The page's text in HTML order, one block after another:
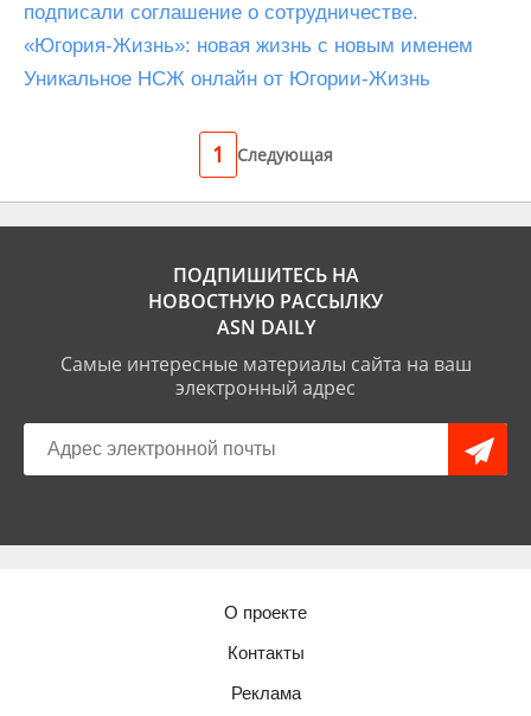
подписали соглашение о сотрудничестве.
«Югория-Жизнь»: новая жизнь с новым именем
Уникальное НСЖ онлайн от Югории-Жизнь
1 Следующая
ПОДПИШИТЕСЬ НА
НОВОСТНУЮ РАССЫЛКУ
ASN DAILY
Самые интересные материалы сайта на ваш
электронный адрес
О проекте
Контакты
Реклама